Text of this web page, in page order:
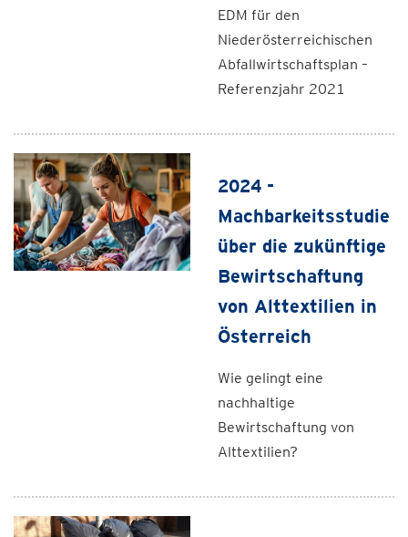
EDM für den
Niederösterreichischen
Abfallwirtschaftsplan –
Referenzjahr 2021
2024 -
Machbarkeitsstudie
über die zukünftige
Bewirtschaftung
von Alttextilien in
Österreich
Wie gelingt eine
nachhaltige
Bewirtschaftung von
Alttextilien?